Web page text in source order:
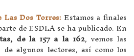
Dos Torres:Estamos a finales
de ESDLA se ha publicado. En
de la 157 a la 162, vemos las
algunos lectores, así como los